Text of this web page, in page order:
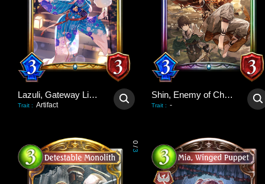
Lazuli, Gateway Liberator
Trait : Artifact
Shin, Enemy of Chaos
Trait : -
0
/
3